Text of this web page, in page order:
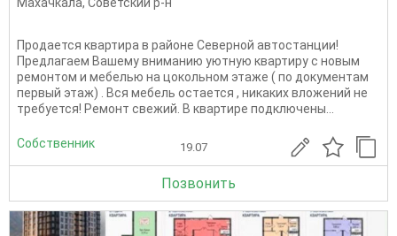
Продается квартира в районе Северной автостанции!
Предлагаем Вашему вниманию уютную квартиру с новым
ремонтом и мебелью на цокольном этаже ( по документам
первый этаж) . Вся мебель остается , никаких вложений не
требуется! Ремонт свежий. В квартире подключены...
Собственник 19.07
Позвонить